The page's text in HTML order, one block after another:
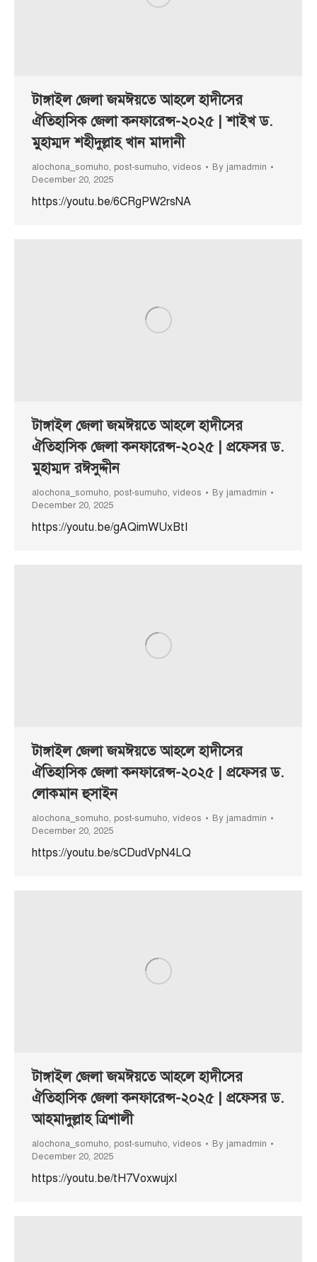
টাঙ্গাইল জেলা জমঈয়তে আহলে হাদীসের
ঐতিহাসিক জেলা কনফারেন্স-২০২৫ | শাইখ ড.
মুহাম্মদ শহীদুল্লাহ খান মাদানী
alochona_somuho, post-sumuho, videos By jamadmin
December 20, 2025
https://youtu.be/6CRgPW2rsNA
টাঙ্গাইল জেলা জমঈয়তে আহলে হাদীসের
ঐতিহাসিক জেলা কনফারেন্স-২০২৫ | প্রফেসর ড.
মুহাম্মদ রঈসুদ্দীন
alochona_somuho, post-sumuho, videos By jamadmin
December 20, 2025
https://youtu.be/gAQimWUxBtI
টাঙ্গাইল জেলা জমঈয়তে আহলে হাদীসের
ঐতিহাসিক জেলা কনফারেন্স-২০২৫ | প্রফেসর ড.
লোকমান হুসাইন
alochona_somuho, post-sumuho, videos By jamadmin
December 20, 2025
https://youtu.be/sCDudVpN4LQ
টাঙ্গাইল জেলা জমঈয়তে আহলে হাদীসের
ঐতিহাসিক জেলা কনফারেন্স-২০২৫ | প্রফেসর ড.
আহমাদুল্লাহ ত্রিশালী
alochona_somuho, post-sumuho, videos By jamadmin
December 20, 2025
https://youtu.be/tH7VoxwujxI